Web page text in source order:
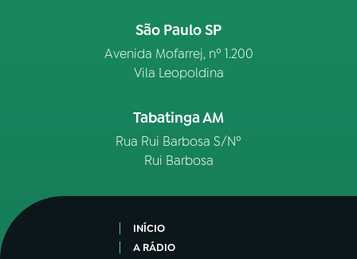
São Paulo SP
Avenida Mofarrej, nº 1.200
Vila Leopoldina
Tabatinga AM
Rua Rui Barbosa S/Nº
Rui Barbosa
INÍCIO
A RÁDIO